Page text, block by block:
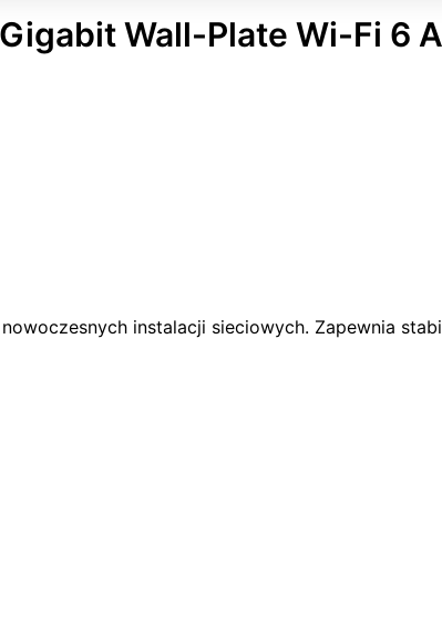
Wall-Plate Wi-Fi 6
instalacji sieciowych. Zapewnia